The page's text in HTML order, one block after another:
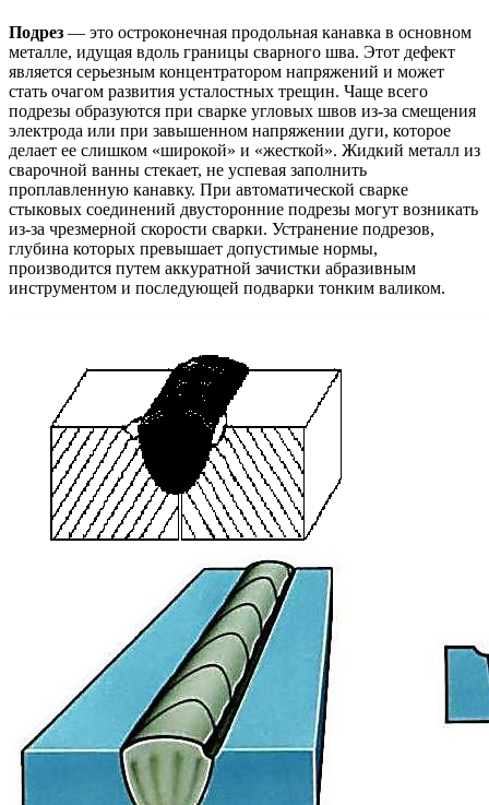
Подрез — это остроконечная продольная канавка в основном
металле, идущая вдоль границы сварного шва. Этот дефект
является серьезным концентратором напряжений и может
стать очагом развития усталостных трещин. Чаще всего
подрезы образуются при сварке угловых швов из-за смещения
электрода или при завышенном напряжении дуги, которое
делает ее слишком «широкой» и «жесткой». Жидкий металл из
сварочной ванны стекает, не успевая заполнить
проплавленную канавку. При автоматической сварке
стыковых соединений двусторонние подрезы могут возникать
из-за чрезмерной скорости сварки. Устранение подрезов,
глубина которых превышает допустимые нормы,
производится путем аккуратной зачистки абразивным
инструментом и последующей подварки тонким валиком.